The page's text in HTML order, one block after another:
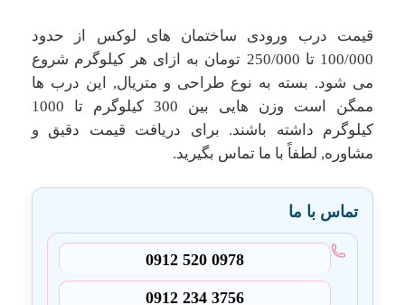
قیمت درب ورودی ساختمان های لوکس از حدود
100/000 تا 250/000 تومان به ازای هر کیلوگرم شروع
می شود. بسته به نوع طراحی و متریال, این درب ها
ممگن است وزن هایی بین 300 کیلوگرم تا 1000
کیلوگرم داشته باشند. برای دریافت قیمت دقیق و
مشاوره, لطفاً با ما تماس بگیرید.
تماس با ما
0912 520 0978
0912 234 3756